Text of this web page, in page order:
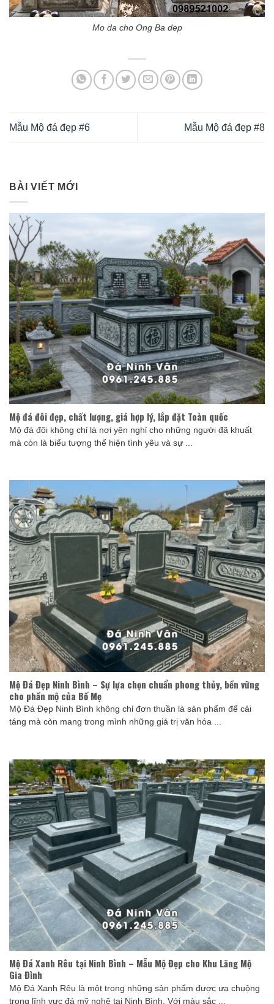
Mo da cho Ong Ba dep
Mẫu Mộ đá đẹp #6 Mẫu Mộ đá đẹp #8
BÀI VIẾT MỚI
Mộ đá đôi đẹp, chất lượng, giá hợp lý, lắp đặt Toàn quốc
Mộ đá đôi không chỉ là nơi yên nghỉ cho những người đã khuất
mà còn là biểu tượng thể hiện tình yêu và sự ...
Mộ Đá Đẹp Ninh Bình – Sự lựa chọn chuẩn phong thủy, bền vững
cho phần mộ của Bố Mẹ
Mộ Đá Đẹp Ninh Bình không chỉ đơn thuần là sản phẩm để cải
táng mà còn mang trong mình những giá trị văn hóa ...
Mộ Đá Xanh Rêu tại Ninh Bình – Mẫu Mộ Đẹp cho Khu Lăng Mộ
Gia Đình
Mộ Đá Xanh Rêu là một trong những sản phẩm được ưa chuộng
trong lĩnh vực đá mỹ nghệ tại Ninh Bình. Với màu sắc ...